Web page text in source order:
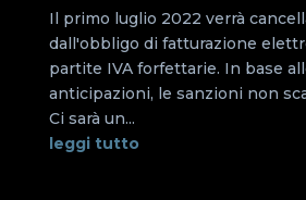
Il primo luglio 2022 verrà
dall'obbligo di fatturazione
partite IVA forfettarie. In base
anticipazioni, le sanzioni non
Ci sarà un...
leggi tutto